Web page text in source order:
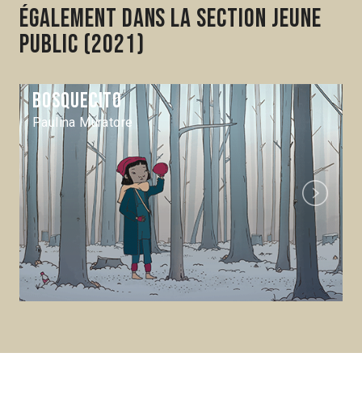
Également dans la section Jeune
public (2021)
Bosquecito
Paulina Muratore
Next